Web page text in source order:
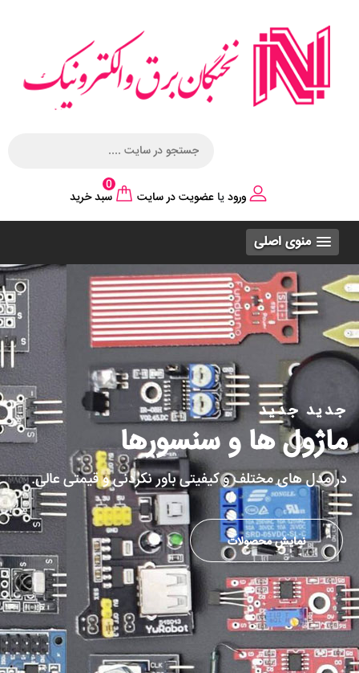
ورودیاعضویت در سایت
0
سبد خرید
منوی اصلی
جدید جدید
ماژول ها و سنسورها
در مدل های مختلف و کیفیتی باور نکردنی و قیمتی عالی.
نمایش محصولات